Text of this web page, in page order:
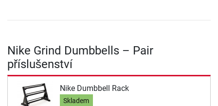
Nike Grind Dumbbells – Pair
příslušenství
Nike Dumbbell Rack
Skladem